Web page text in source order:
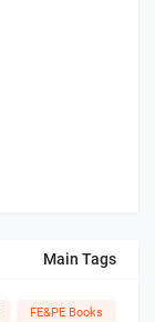
Main Tags
FE&PE Books